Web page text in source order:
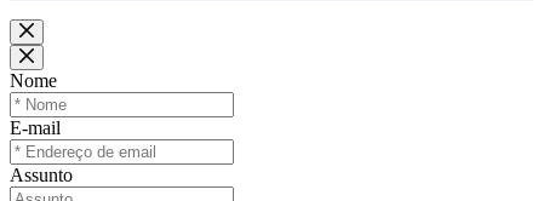
Nome
E-mail
Assunto